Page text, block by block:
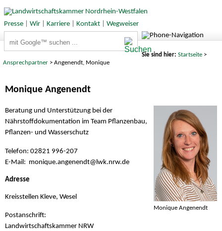
Presse| Wir| Karriere| Kontakt| Wegweiser
Sie sind hier: Startseite>
Ansprechpartner > Angenendt, Monique
Monique Angenendt
Monique Angenendt
Beratung und Unterstützung bei der
Nährstoffdokumentation im Team Pflanzenbau,
Pflanzen- und Wasserschutz
Telefon: 02821 996-207
E-Mail: monique.angenendt@ lwk.nrw.de
Adresse
Kreisstellen Kleve, Wesel
Postanschrift:
Landwirtschaftskammer NRW